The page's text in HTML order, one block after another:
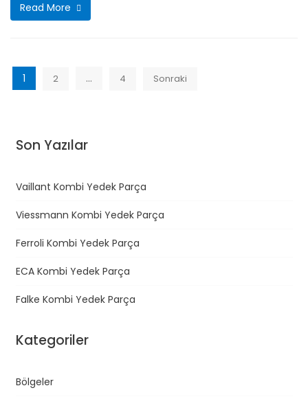
Read More
Y
o
l
a
ş
ı
m
1 2 … 4 Sonraki
Son Yazılar
Vaillant Kombi Yedek Parça
Viessmann Kombi Yedek Parça
Ferroli Kombi Yedek Parça
ECA Kombi Yedek Parça
Falke Kombi Yedek Parça
Kategoriler
Bölgeler